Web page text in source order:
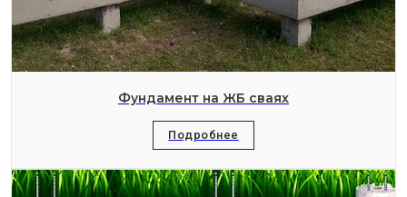
Фундамент на ЖБ сваях
Подробнее